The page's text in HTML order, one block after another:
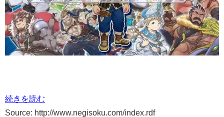
続きを読む
Source: http://www.negisoku.com/index.rdf